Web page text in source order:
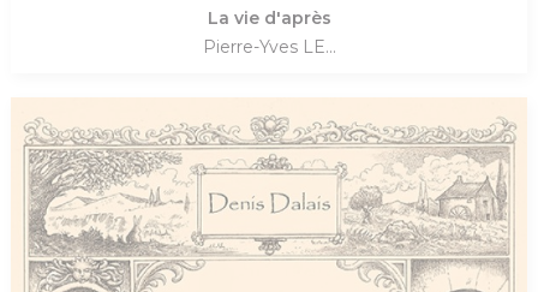
La vie d'après
Pierre-Yves LE...